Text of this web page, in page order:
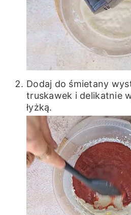
Dodaj do śmietany
truskawek i delikatnie
łyżką.